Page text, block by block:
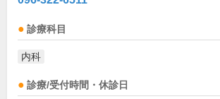
診療科目
内科
診療/受付時間・休診日